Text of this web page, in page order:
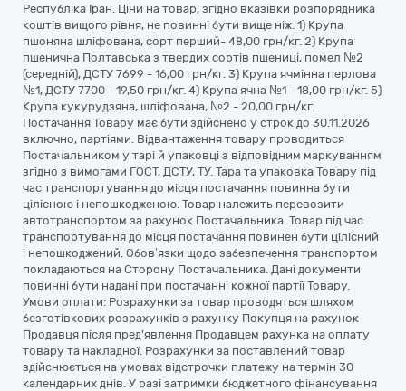
Республіка Іран. Ціни на товар, згідно вказівки розпорядника
коштів вищого рівня, не повинні бути вище ніж: 1) Крупа
пшоняна шліфована, сорт перший- 48,00 грн/кг. 2) Крупа
пшенична Полтавська з твердих сортів пшениці, помел №2
(середній), ДСТУ 7699 - 16,00 грн/кг. 3) Крупа ячмінна перлова
№1, ДСТУ 7700 - 19,50 грн/кг. 4) Крупа ячна №1 - 18,00 грн/кг. 5)
Крупа кукурудзяна, шліфована, №2 - 20,00 грн/кг.
Постачання Товару має бути здійснено у строк до 30.11.2026
включно, партіями. Відвантаження товару проводиться
Постачальником у тарі й упаковці з відповідним маркуванням
згідно з вимогами ГОСТ, ДСТУ, ТУ. Тара та упаковка Товару під
час транспортування до місця постачання повинна бути
цілісною і непошкодженою. Товар належить перевозити
автотранспортом за рахунок Постачальника. Товар під час
транспортування до місця постачання повинен бути цілісний
і непошкоджений. Обов’язки щодо забезпечення транспортом
покладаються на Сторону Постачальника. Дані документи
повинні бути надані при постачанні кожної партії Товару.
Умови оплати: Розрахунки за товар проводяться шляхом
безготівкових розрахунків з рахунку Покупця на рахунок
Продавця після пред'явлення Продавцем рахунка на оплату
товару та накладної. Розрахунки за поставлений товар
здійснюється на умовах відстрочки платежу на термін 30
календарних днів. У разі затримки бюджетного фінансування